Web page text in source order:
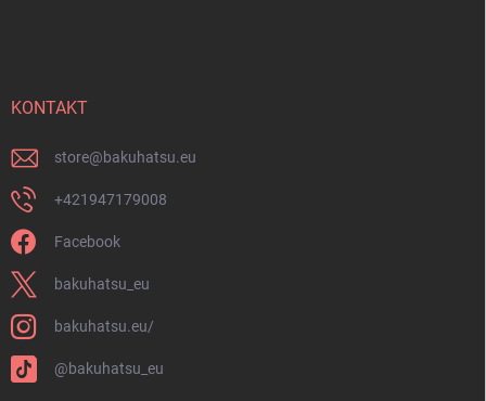
KONTAKT
store@bakuhatsu.eu
+421947179008
Facebook
bakuhatsu_eu
bakuhatsu.eu/
@bakuhatsu_eu